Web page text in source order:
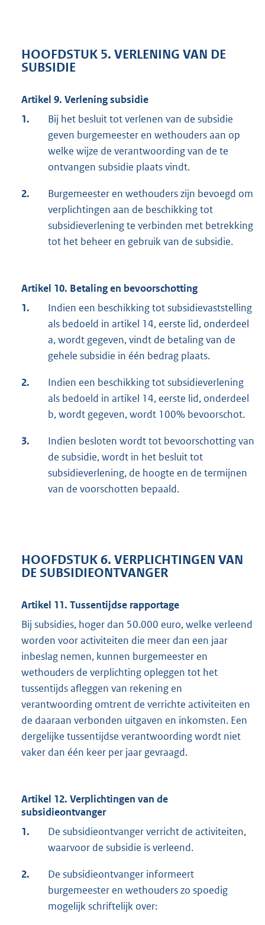
HOOFDSTUK 5. VERLENING VAN DE
SUBSIDIE
Artikel 9. Verlening subsidie
1.
Bij het besluit tot verlenen van de subsidie
geven burgemeester en wethouders aan op
welke wijze de verantwoording van de te
ontvangen subsidie plaats vindt.
2.
Burgemeester en wethouders zijn bevoegd om
verplichtingen aan de beschikking tot
subsidieverlening te verbinden met betrekking
tot het beheer en gebruik van de subsidie.
Artikel 10. Betaling en bevoorschotting
1.
Indien een beschikking tot subsidievaststelling
als bedoeld in artikel 14, eerste lid, onderdeel
a, wordt gegeven, vindt de betaling van de
gehele subsidie in één bedrag plaats.
2.
Indien een beschikking tot subsidieverlening
als bedoeld in artikel 14, eerste lid, onderdeel
b, wordt gegeven, wordt 100% bevoorschot.
3.
Indien besloten wordt tot bevoorschotting van
de subsidie, wordt in het besluit tot
subsidieverlening, de hoogte en de termijnen
van de voorschotten bepaald.
HOOFDSTUK 6. VERPLICHTINGEN VAN
DE SUBSIDIEONTVANGER
Artikel 11. Tussentijdse rapportage
Bij subsidies, hoger dan 50.000 euro, welke verleend
worden voor activiteiten die meer dan een jaar
inbeslag nemen, kunnen burgemeester en
wethouders de verplichting opleggen tot het
tussentijds afleggen van rekening en
verantwoording omtrent de verrichte activiteiten en
de daaraan verbonden uitgaven en inkomsten. Een
dergelijke tussentijdse verantwoording wordt niet
vaker dan één keer per jaar gevraagd.
Artikel 12. Verplichtingen van de
subsidieontvanger
1.
De subsidieontvanger verricht de activiteiten,
waarvoor de subsidie is verleend.
2.
De subsidieontvanger informeert
burgemeester en wethouders zo spoedig
mogelijk schriftelijk over: